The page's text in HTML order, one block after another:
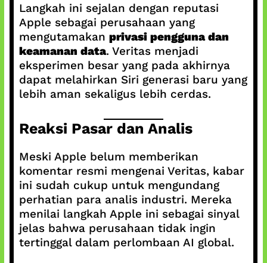
Langkah ini sejalan dengan reputasi
Apple sebagai perusahaan yang
mengutamakan privasi pengguna dan
keamanan data. Veritas menjadi
eksperimen besar yang pada akhirnya
dapat melahirkan Siri generasi baru yang
lebih aman sekaligus lebih cerdas.
Reaksi Pasar dan Analis
Meski Apple belum memberikan
komentar resmi mengenai Veritas, kabar
ini sudah cukup untuk mengundang
perhatian para analis industri. Mereka
menilai langkah Apple ini sebagai sinyal
jelas bahwa perusahaan tidak ingin
tertinggal dalam perlombaan AI global.